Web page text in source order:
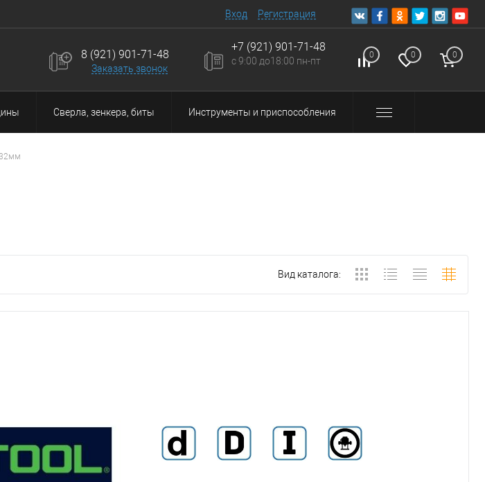
Вход Регистрация
8 (921) 901-71-48
Заказать звонок
+7 (921) 901-71-48
с 9:00 до18:00 пн-пт
0 0 0
Сверла, зенкера, биты Инструменты и приспособления
32мм
Вид каталога: